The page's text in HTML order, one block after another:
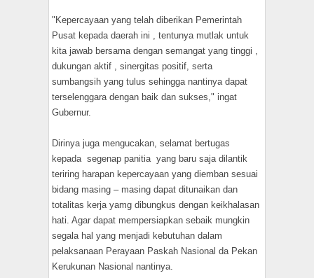
"Kepercayaan yang telah diberikan Pemerintah
Pusat kepada daerah ini , tentunya mutlak untuk
kita jawab bersama dengan semangat yang tinggi ,
dukungan aktif , sinergitas positif, serta
sumbangsih yang tulus sehingga nantinya dapat
terselenggara dengan baik dan sukses," ingat
Gubernur.
Dirinya juga mengucakan, selamat bertugas
kepada segenap panitia yang baru saja dilantik
teriring harapan kepercayaan yang diemban sesuai
bidang masing – masing dapat ditunaikan dan
totalitas kerja yamg dibungkus dengan keikhalasan
hati. Agar dapat mempersiapkan sebaik mungkin
segala hal yang menjadi kebutuhan dalam
pelaksanaan Perayaan Paskah Nasional da Pekan
Kerukunan Nasional nantinya.